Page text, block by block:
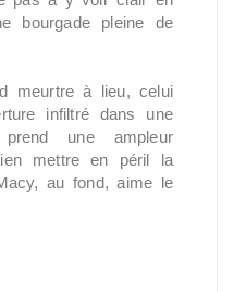
bourgade pleine de
meurtre à lieu, celui
infiltré dans une
une ampleur
mettre en péril la
au fond, aime le